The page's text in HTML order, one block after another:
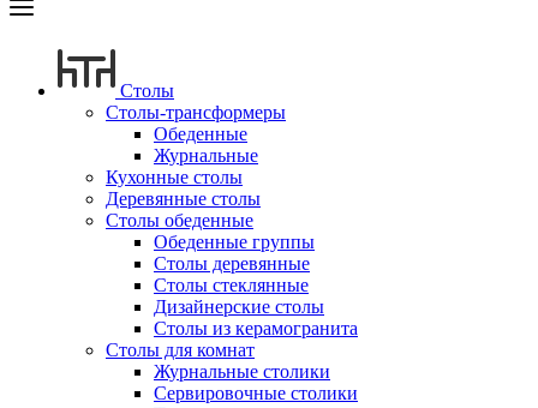
Столы
Столы-трансформеры
Обеденные
Журнальные
Кухонные столы
Деревянные столы
Столы обеденные
Обеденные группы
Столы деревянные
Столы стеклянные
Дизайнерские столы
Столы из керамогранита
Столы для комнат
Журнальные столики
Сервировочные столики